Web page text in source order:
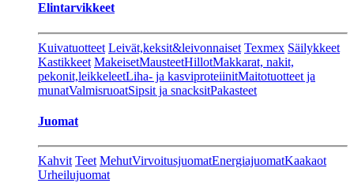
Elintarvikkeet
Kuivatuotteet Leivät,keksit&leivonnaiset Texmex Säilykkeet
Kastikkeet MakeisetMausteetHillotMakkarat, nakit,
pekonit,leikkeleetLiha- ja kasviproteiinitMaitotuotteet ja
munatValmisruoatSipsit ja snacksitPakasteet
Juomat
Kahvit Teet MehutVirvoitusjuomatEnergiajuomatKaakaot
Urheilujuomat